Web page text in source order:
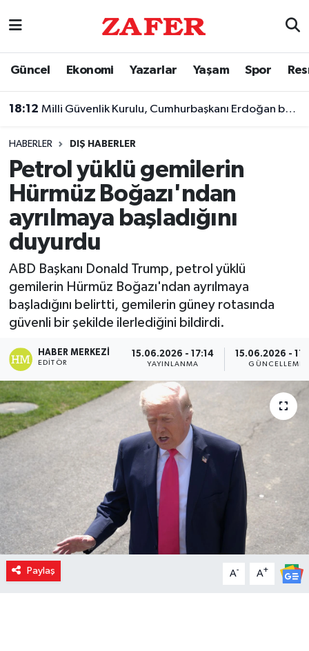
Güncel Ekonomi Yazarlar Yaşam Spor
18:12 Milli Güvenlik Kurulu, Cumhurbaşkanı Erdoğan başkanlığında toplandı
HABERLER DIŞ HABERLER
Petrol yüklü gemilerin
Hürmüz Boğazı'ndan
ayrılmaya başladığını
duyurdu
ABD Başkanı Donald Trump, petrol yüklü
gemilerin Hürmüz Boğazı'ndan ayrılmaya
başladığını belirtti, gemilerin güney rotasında
güvenli bir şekilde ilerlediğini bildirdi.
HABER MERKEZI
EDITÖR
15.06.2026 - 17:14
YAYINLANMA
15.06.2026 -
GÜNCELLEME
Paylaş A- A+
Nöbetçi Eczaneler
Trafik Durumu
Süper Lig Puan Durumu ve Fikstür
Tüm Manşetler
Son Dakika Haberleri
Haber Arşivi